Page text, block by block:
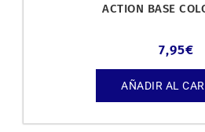
ACTION BASE
7,95€
AÑADIR AL